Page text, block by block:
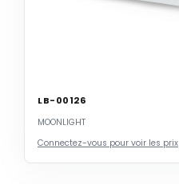
LB-00126
MOONLIGHT
Connectez-vous pour voir les prix